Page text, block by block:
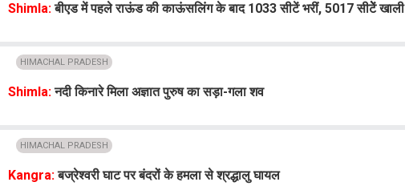
Shimla:बीएड में पहले राऊंड की काऊंसलिंग के बाद 1033 सीटें भरीं, 5017 सीटेें खाली
HIMACHAL PRADESH
Shimla:नदी किनारे मिला अज्ञात पुरुष का सड़ा-गला शव
HIMACHAL PRADESH
Kangra:बज्रेश्वरी घाट पर बंदरों के हमला से श्रद्धालु घायल